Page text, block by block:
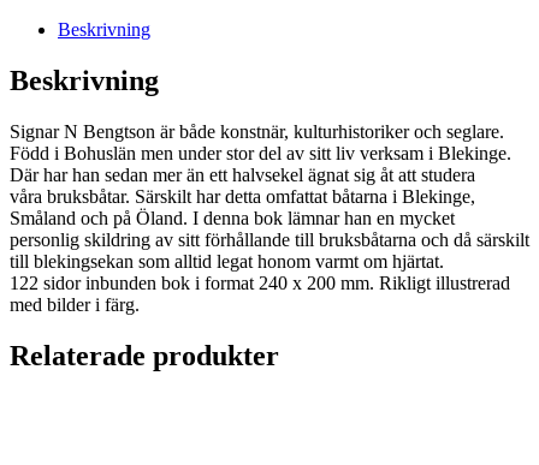
Beskrivning
Beskrivning
Signar N Bengtson är både konstnär, kulturhistoriker och seglare.
Född i Bohuslän men under stor del av sitt liv verksam i Blekinge.
Där har han sedan mer än ett halvsekel ägnat sig åt att studera
våra bruksbåtar. Särskilt har detta omfattat båtarna i Blekinge,
Småland och på Öland. I denna bok lämnar han en mycket
personlig skildring av sitt förhållande till bruksbåtarna och då särskilt
till blekingsekan som alltid legat honom varmt om hjärtat.
122 sidor inbunden bok i format 240 x 200 mm. Rikligt illustrerad
med bilder i färg.
Relaterade produkter